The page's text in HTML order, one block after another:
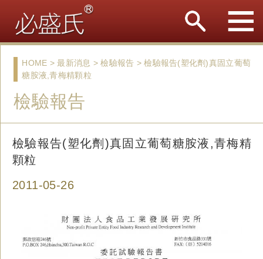
檢驗報告
HOME > 最新消息 > 檢驗報告 > 檢驗報告(塑化劑)真固立葡萄
糖胺液,青梅精顆粒
檢驗報告(塑化劑)真固立葡萄糖胺液,青梅精
顆粒
2011-05-26